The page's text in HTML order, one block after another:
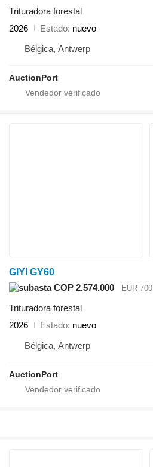
Trituradora forestal
2026
Estado nuevo
Bélgica, Antwerp
AuctionPort
GIYI GY60
COP 2.574.000
EUR 700
Trituradora forestal
2026
Estado nuevo
Bélgica, Antwerp
AuctionPort